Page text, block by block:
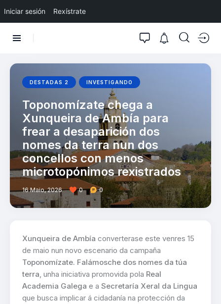
Iniciar sesión Rexístrate
DESTADAS 2 INVESTIGANDO
Toponomízate chega a
Xunqueira de Ambía para
frear a desaparición dos
nomes da terra nun dos
concellos con menos
microtopónimos rexistrados
16 Maio, 2026 0 0
Xunqueira de Ambía converterase este venres 15
de maio nun novo escenario da campaña
Toponomízate. Falámosche dos nomes da túa
terra , unha iniciativa promovida pola Real
Academia Galega e a Secretaría Xeral da Lingua
que busca implicar á cidadanía na protección da